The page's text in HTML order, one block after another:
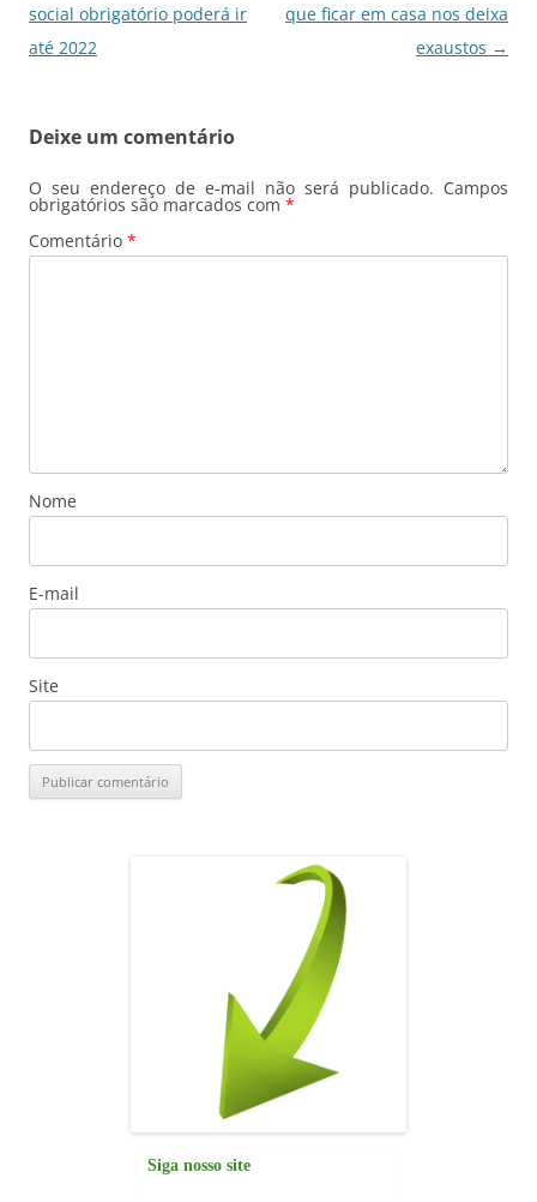
de
posts
social obrigatório poderá ir
até 2022
que ficar em casa nos deixa
exaustos →
Deixe um comentário
O seu endereço de e-mail não será publicado. Campos
obrigatórios são marcados com *
Comentário *
Nome
E-mail
Site
Siga nosso site